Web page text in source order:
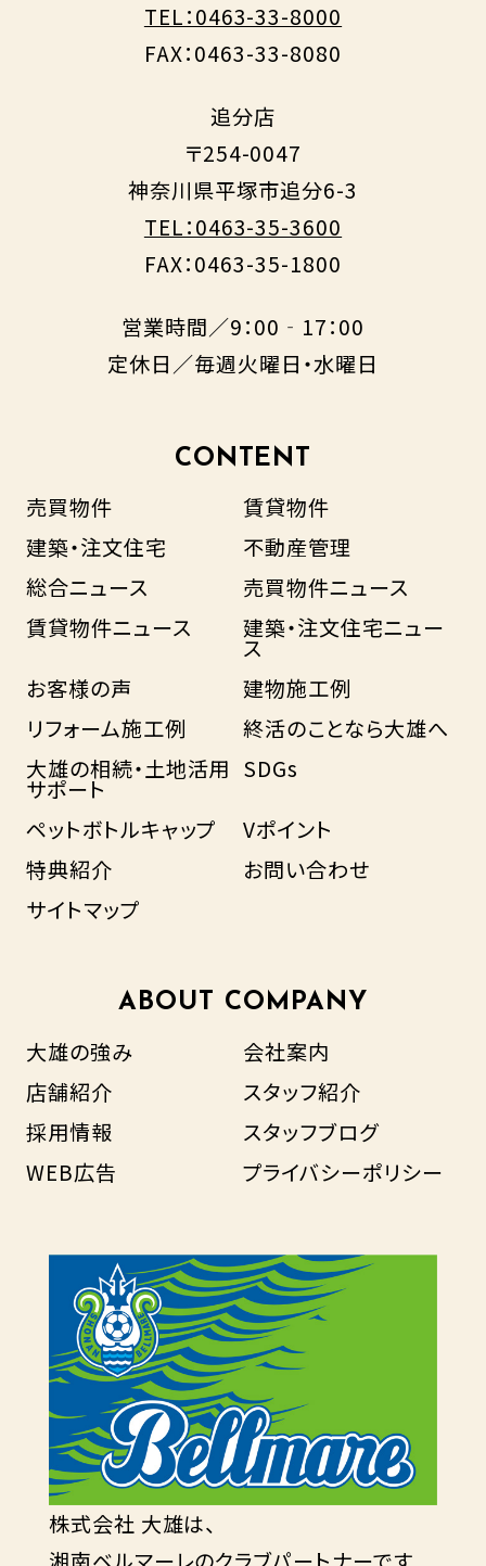
TEL：0463-33-8000
FAX：0463-33-8080
追分店
〒254-0047
神奈川県平塚市追分6-3
TEL：0463-35-3600
FAX：0463-35-1800
営業時間／9：00‐17：00
定休日／毎週火曜日・水曜日
CONTENT
売買物件
賃貸物件
建築・注文住宅
不動産管理
総合ニュース
売買物件ニュース
賃貸物件ニュース
建築・注文住宅ニュー
ス
お客様の声
建物施工例
リフォーム施工例
終活のことなら大雄へ
大雄の相続・土地活用
サポート
SDGs
ペットボトルキャップ
Vポイント
特典紹介
お問い合わせ
サイトマップ
ABOUT COMPANY
大雄の強み
会社案内
店舗紹介
スタッフ紹介
採用情報
スタッフブログ
WEB広告
プライバシーポリシー
株式会社 大雄は、